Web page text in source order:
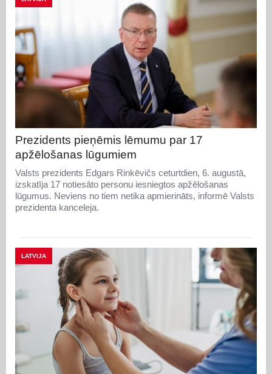
Prezidents pieņēmis lēmumu par 17
apžēlošanas lūgumiem
Valsts prezidents Edgars Rinkēvičs ceturtdien, 6. augustā,
izskatīja 17 notiesāto personu iesniegtos apžēlošanas
lūgumus. Neviens no tiem netika apmierināts, informē Valsts
prezidenta kanceleja.
LATVIJA